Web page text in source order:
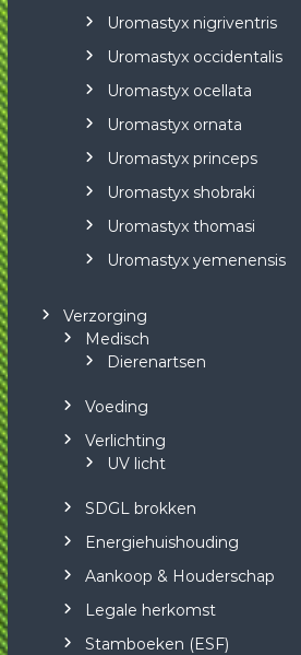
Uromastyx nigriventris
Uromastyx occidentalis
Uromastyx ocellata
Uromastyx ornata
Uromastyx princeps
Uromastyx shobraki
Uromastyx thomasi
Uromastyx yemenensis
Verzorging
Medisch
Dierenartsen
Voeding
Verlichting
UV licht
SDGL brokken
Energiehuishouding
Aankoop & Houderschap
Legale herkomst
Stamboeken (ESF)